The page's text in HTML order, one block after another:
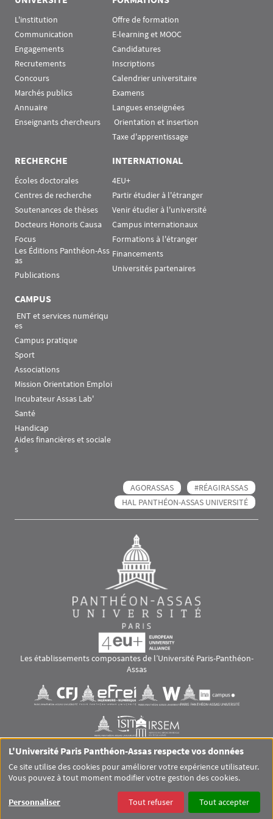
L'institution
Communication
Engagements
Recrutements
Concours
Marchés publics
Annuaire
Enseignants chercheurs
Offre de formation
E-learning et MOOC
Candidatures
Inscriptions
Calendrier universitaire
Examens
Langues enseignées
Orientation et insertion
Taxe d'apprentissage
RECHERCHE
Écoles doctorales
Centres de recherche
Soutenances de thèses
Docteurs Honoris Causa
Focus
Les Éditions Panthéon-Ass
as
Publications
INTERNATIONAL
4EU+
Partir étudier à l'étranger
Venir étudier à l'université
Campus internationaux
Formations à l'étranger
Financements
Universités partenaires
CAMPUS
es
Campus pratique
Sport
Associations
Mission Orientation Emploi
Incubateur Assas Lab'
Santé
Handicap
Aides financières et sociale
s
AGORASSAS
#RÉAGIRASSAS
HAL PANTHÉON-ASSAS UNIVERSITÉ
Les établissements composantes de l’Université Paris-Panthéon-
Assas
Visuel svgVisuel svg Visuel svgVisuel svg
Visuel svgVisuel svg
RS footer
GLOSSAIRE
MENTIONS LÉGALES
DONNÉES PERSONNELLES
L'Université Paris Panthéon-Assas respecte vos données
Ce site utilise des cookies pour améliorer votre expérience utilisateur.
Vous pouvez à tout moment modifier votre gestion des cookies.
Personnaliser Tout refuser Tout accepter